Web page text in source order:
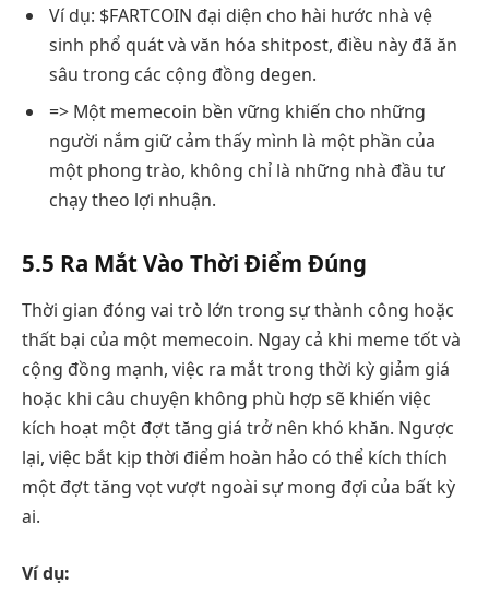
Ví dụ: $FARTCOIN đại diện cho hài hước nhà vệ
sinh phổ quát và văn hóa shitpost, điều này đã ăn
sâu trong các cộng đồng degen.
=> Một memecoin bền vững khiến cho những
người nắm giữ cảm thấy mình là một phần của
một phong trào, không chỉ là những nhà đầu tư
chạy theo lợi nhuận.
5.5 Ra Mắt Vào Thời Điểm Đúng
Thời gian đóng vai trò lớn trong sự thành công hoặc
thất bại của một memecoin. Ngay cả khi meme tốt và
cộng đồng mạnh, việc ra mắt trong thời kỳ giảm giá
hoặc khi câu chuyện không phù hợp sẽ khiến việc
kích hoạt một đợt tăng giá trở nên khó khăn. Ngược
lại, việc bắt kịp thời điểm hoàn hảo có thể kích thích
một đợt tăng vọt vượt ngoài sự mong đợi của bất kỳ
ai.
Ví dụ: